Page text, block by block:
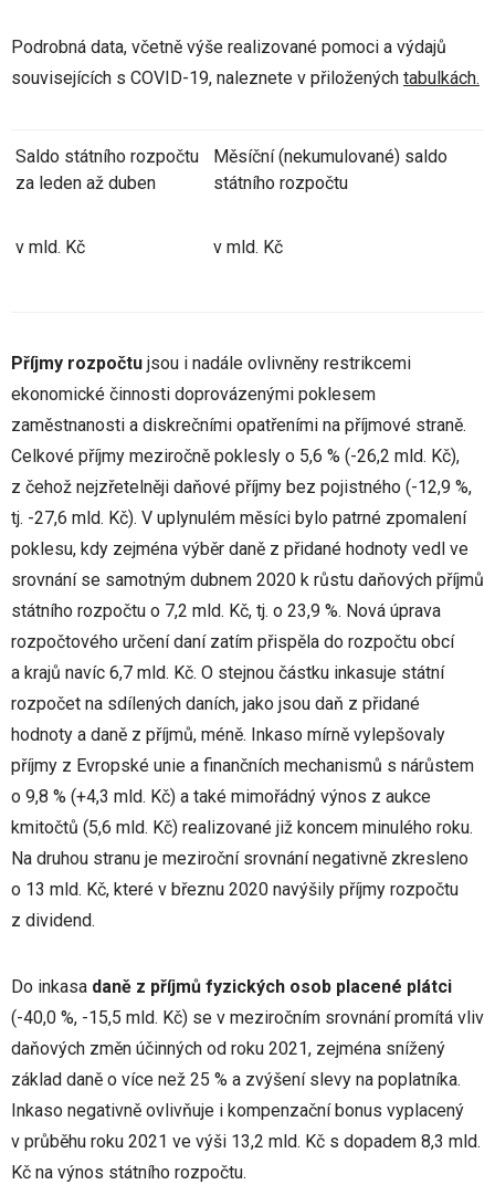
Podrobná data, včetně výše realizované pomoci a výdajů
souvisejících s COVID-19, naleznete v přiložených tabulkách.
Saldo státního rozpočtu
za leden až duben
v mld. Kč
Měsíční (nekumulované) saldo
státního rozpočtu
v mld. Kč
Příjmy rozpočtu jsou i nadále ovlivněny restrikcemi
ekonomické činnosti doprovázenými poklesem
zaměstnanosti a diskrečními opatřeními na příjmové straně.
Celkové příjmy meziročně poklesly o 5,6 % (-26,2 mld. Kč),
z čehož nejzřetelněji daňové příjmy bez pojistného (-12,9 %,
tj. -27,6 mld. Kč). V uplynulém měsíci bylo patrné zpomalení
poklesu, kdy zejména výběr daně z přidané hodnoty vedl ve
srovnání se samotným dubnem 2020 k růstu daňových příjmů
státního rozpočtu o 7,2 mld. Kč, tj. o 23,9 %. Nová úprava
rozpočtového určení daní zatím přispěla do rozpočtu obcí
a krajů navíc 6,7 mld. Kč. O stejnou částku inkasuje státní
rozpočet na sdílených daních, jako jsou daň z přidané
hodnoty a daně z příjmů, méně. Inkaso mírně vylepšovaly
příjmy z Evropské unie a finančních mechanismů s nárůstem
o 9,8 % (+4,3 mld. Kč) a také mimořádný výnos z aukce
kmitočtů (5,6 mld. Kč) realizované již koncem minulého roku.
Na druhou stranu je meziroční srovnání negativně zkresleno
o 13 mld. Kč, které v březnu 2020 navýšily příjmy rozpočtu
z dividend.
Do inkasa daně z příjmů fyzických osob placené plátci
(-40,0 %, -15,5 mld. Kč) se v meziročním srovnání promítá vliv
daňových změn účinných od roku 2021, zejména snížený
základ daně o více než 25 % a zvýšení slevy na poplatníka.
Inkaso negativně ovlivňuje i kompenzační bonus vyplacený
v průběhu roku 2021 ve výši 13,2 mld. Kč s dopadem 8,3 mld.
Kč na výnos státního rozpočtu.